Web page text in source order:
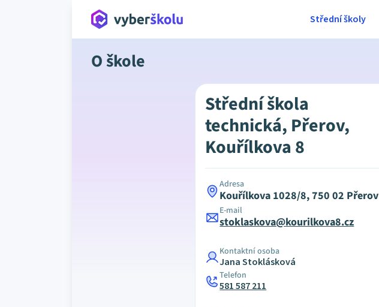
Střední školy
O škole
Střední škola
technická, Přerov,
Kouřílkova 8
Adresa
Kouřílkova 1028/8, 750 02 Přerov
E-mail
stoklaskova@kourilkova8.cz
Kontaktní osoba
Jana Stoklásková
Telefon
581 587 211